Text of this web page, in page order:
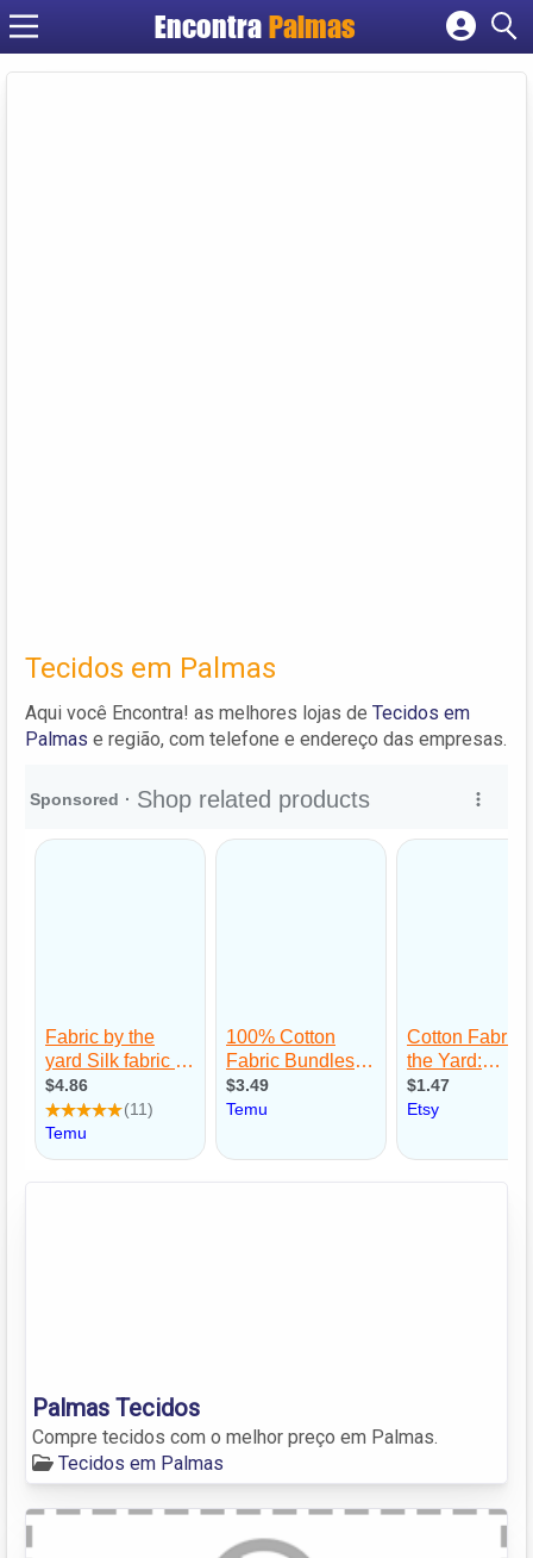
Encontra Palmas
Cadastrar empresa
Tecidos em Palmas
Aqui você Encontra! as melhores lojas de Tecidos em
Palmas e região, com telefone e endereço das empresas.
Palmas Tecidos
Compre tecidos com o melhor preço em Palmas.
Tecidos em Palmas